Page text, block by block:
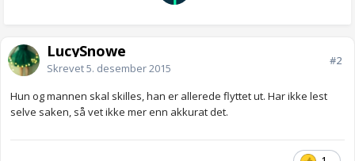
LucySnowe
Skrevet5. desember 2015
#2
Hun og mannen skal skilles, han er allerede flyttet ut. Har ikke lest
selve saken, så vet ikke mer enn akkurat det.